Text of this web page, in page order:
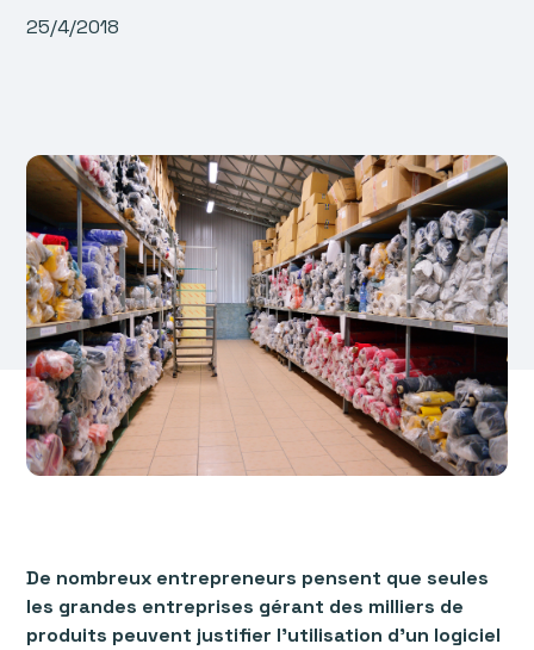
25/4/2018
De nombreux entrepreneurs pensent que seules
les grandes entreprises gérant des milliers de
produits peuvent justifier l'utilisation d'un logiciel